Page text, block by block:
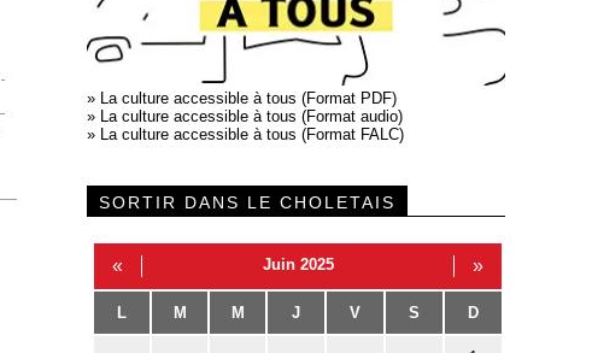
» La culture accessible à tous (Format PDF)
» La culture accessible à tous (Format audio)
» La culture accessible à tous (Format FALC)
SORTIR DANS LE CHOLETAIS
« Juin 2025 »
L M M J V S D